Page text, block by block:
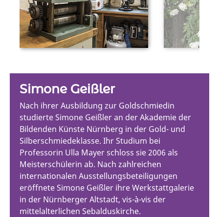
Simone Geißler
Nach ihrer Ausbildung zur Goldschmiedin
studierte Simone Geißler an der Akademie der
Bildenden Künste Nürnberg in der Gold- und
Silberschmiedeklasse. Ihr Studium bei
Professorin Ulla Mayer schloss sie 2006 als
Meisterschülerin ab. Nach zahlreichen
internationalen Ausstellungsbeteiligungen
eröffnete Simone Geißler ihre Werkstattgalerie
in der Nürnberger Altstadt, vis-à-vis der
mittelalterlichen Sebalduskirche.